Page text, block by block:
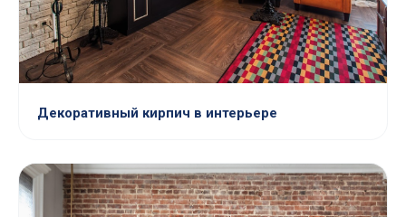
Декоративный кирпич в интерьере